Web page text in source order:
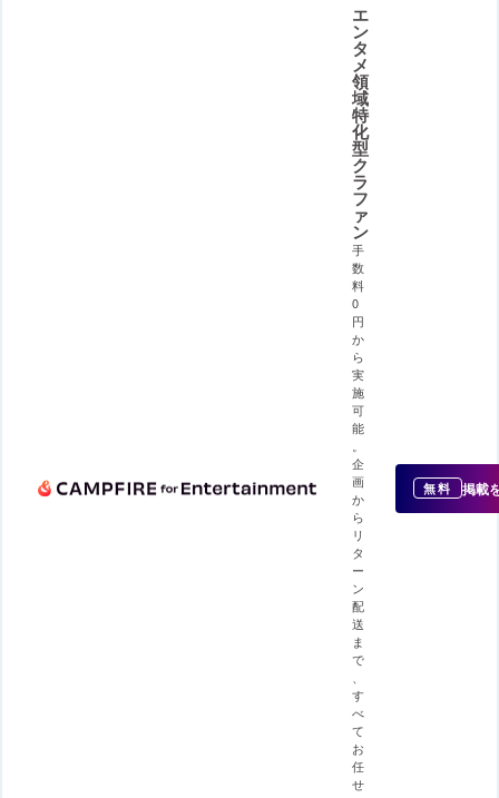
エ
ン
タ
メ
領
域
特
化
型
ク
ラ
フ
ァ
ン
手
数
料
0
円
か
ら
実
施
可
能
企
画
か
ら
リ
タ
ー
ン
配
送
ま
で
す
べ
て
お
任
せ
無料 掲載